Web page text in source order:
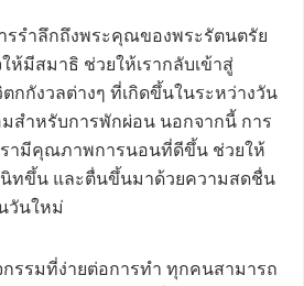
รรำลึกถึงพระคุณของพระรัตนตรัย
ห้มีสมาธิ ช่วยให้เรากลับเข้าสู่
กกังวลต่างๆ ที่เกิดขึ้นในระหว่างวัน
มสำหรับการพักผ่อน นอกจากนี้ การ
รามีคุณภาพการนอนที่ดีขึ้น ช่วยให้
ทขึ้น และตื่นขึ้นมาด้วยความสดชื่น
วันใหม่
กรรมที่ง่ายต่อการทำ ทุกคนสามารถ